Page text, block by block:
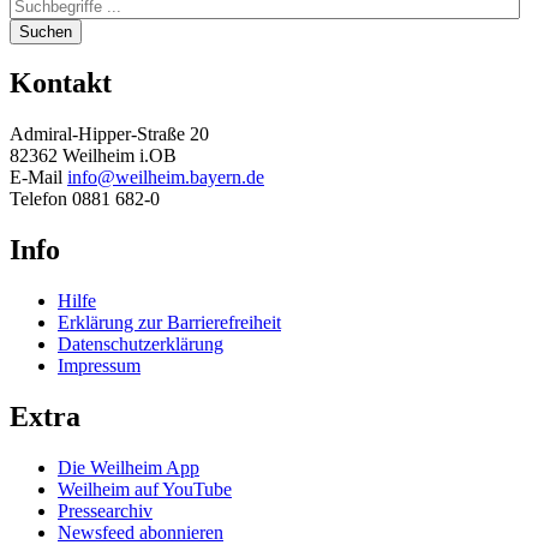
Suchen
Kontakt
Admiral-Hipper-Straße 20
82362 Weilheim i.OB
E-Mail info@weilheim.bayern.de
Telefon 0881 682-0
Info
Hilfe
Erklärung zur Barrierefreiheit
Datenschutzerklärung
Impressum
Extra
Die Weilheim App
Weilheim auf YouTube
Pressearchiv
Newsfeed abonnieren